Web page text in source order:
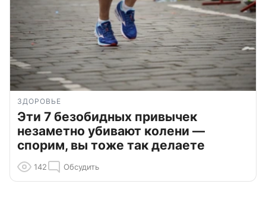
ЗДОРОВЬЕ
Эти 7 безобидных привычек
незаметно убивают колени —
спорим, вы тоже так делаете
142 Обсудить